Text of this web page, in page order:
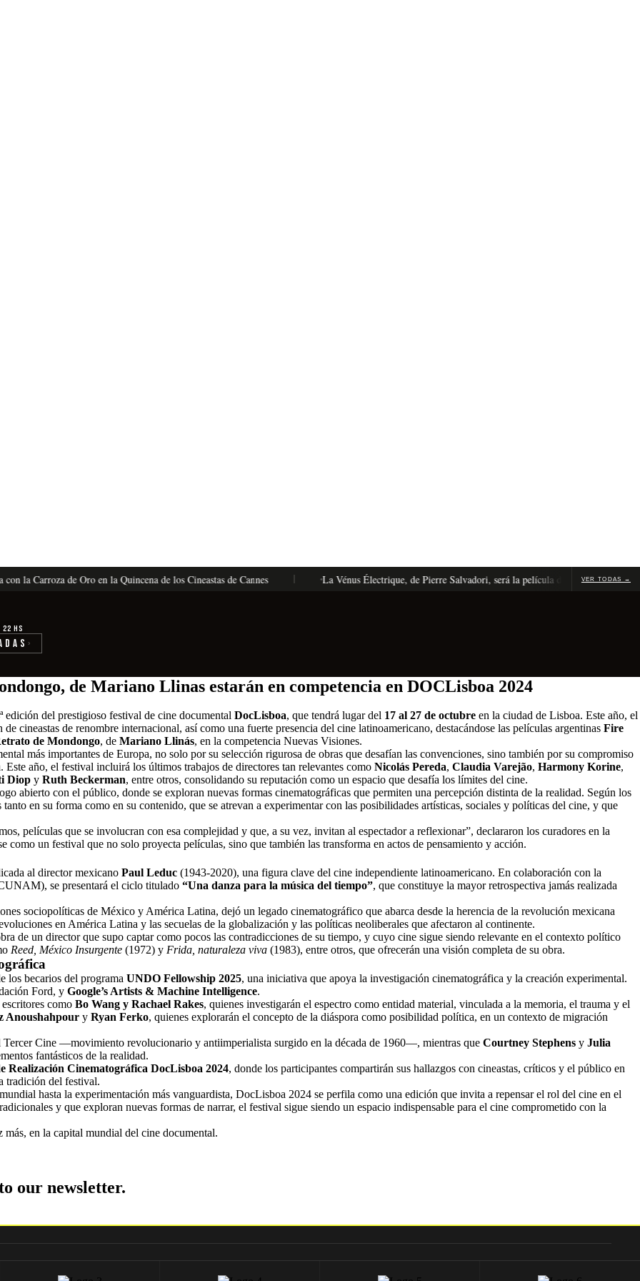
Carroza de Oro en la Quincena de los Cineastas de Cannes La Vénus Électrique, de Pierre Salvadori, será la película de apertura de Cannes
VER TODAS →
hs
›
de Mariano Llinas estarán en competencia en DOCLisboa 2024
edición del prestigioso festival de cine documental DocLisboa, que tendrá lugar del 17 al 27 de octubre en la ciudad de Lisboa. Este año, el
cineastas de renombre internacional, así como una fuerte presencia del cine latinoamericano, destacándose las películas argentinas Fire
de Mondongo, de Mariano Llinás, en la competencia Nuevas Visiones.
más importantes de Europa, no solo por su selección rigurosa de obras que desafían las convenciones, sino también por su compromiso
año, el festival incluirá los últimos trabajos de directores tan relevantes como Nicolás Pereda, Claudia Varejão, Harmony Korine,
Diop y Ruth Beckerman, entre otros, consolidando su reputación como un espacio que desafía los límites del cine.
abierto con el público, donde se exploran nuevas formas cinematográficas que permiten una percepción distinta de la realidad. Según los
en su forma como en su contenido, que se atrevan a experimentar con las posibilidades artísticas, sociales y políticas del cine, y que
películas que se involucran con esa complejidad y que, a su vez, invitan al espectador a reflexionar”, declararon los curadores en la
como un festival que no solo proyecta películas, sino que también las transforma en actos de pensamiento y acción.
al director mexicano Paul Leduc (1943-2020), una figura clave del cine independiente latinoamericano. En colaboración con la
se presentará el ciclo titulado “Una danza para la música del tiempo”, que constituye la mayor retrospectiva jamás realizada
sociopolíticas de México y América Latina, dejó un legado cinematográfico que abarca desde la herencia de la revolución mexicana
en América Latina y las secuelas de la globalización y las políticas neoliberales que afectaron al continente.
de un director que supo captar como pocos las contradicciones de su tiempo, y cuyo cine sigue siendo relevante en el contexto político
Reed, México Insurgente (1972) y Frida, naturaleza viva (1983), entre otros, que ofrecerán una visión completa de su obra.
los becarios del programa UNDO Fellowship 2025, una iniciativa que apoya la investigación cinematográfica y la creación experimental.
Ford, y Google’s Artists & Machine Intelligence.
como Bo Wang y Rachael Rakes, quienes investigarán el espectro como entidad material, vinculada a la memoria, el trauma y el
Anoushahpour y Ryan Ferko, quienes explorarán el concepto de la diáspora como posibilidad política, en un contexto de migración
Tercer Cine —movimiento revolucionario y antiimperialista surgido en la década de 1960—, mientras que Courtney Stephens y Julia
fantásticos de la realidad.
Realización Cinematográfica DocLisboa 2024, donde los participantes compartirán sus hallazgos con cineastas, críticos y el público en
tradición del festival.
hasta la experimentación más vanguardista, DocLisboa 2024 se perfila como una edición que invita a repensar el rol del cine en el
y que exploran nuevas formas de narrar, el festival sigue siendo un espacio indispensable para el cine comprometido con la
en la capital mundial del cine documental.
our newsletter.